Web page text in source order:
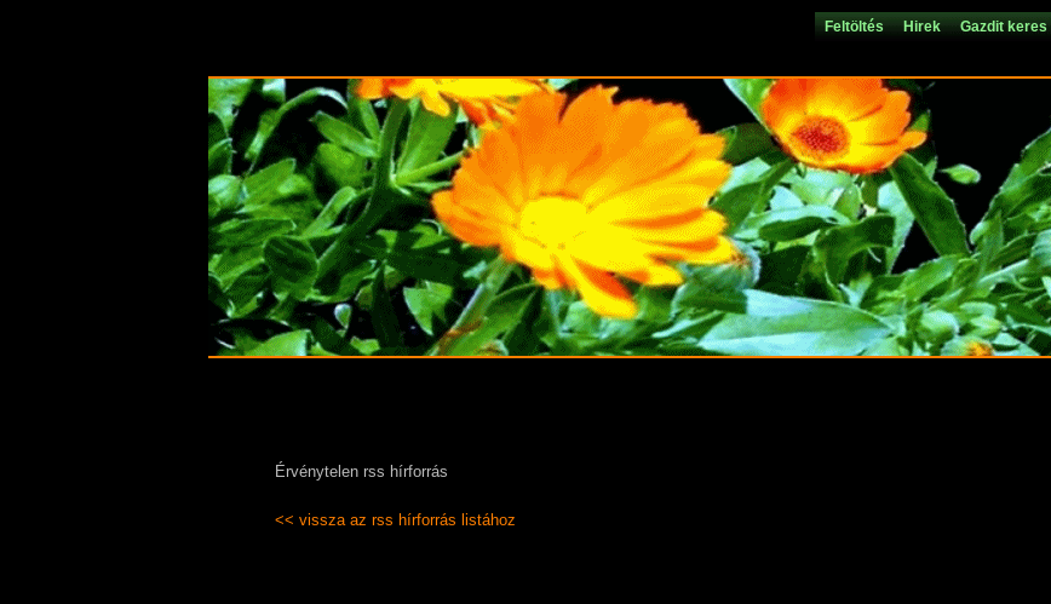
Feltöltés Hirek Gazdit keres
Érvénytelen rss hírforrás
<< vissza az rss hírforrás listához